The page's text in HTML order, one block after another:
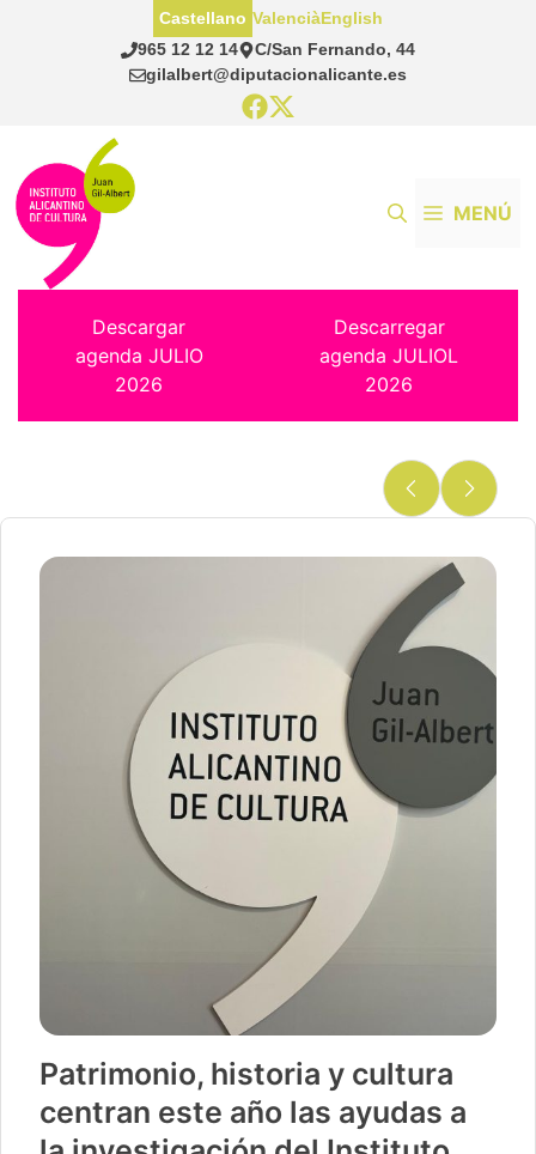
965 12 12 14
C/San Fernando, 44
gilalbert@diputacionalicante.es
Castellano ValenciàEnglish
MENÚ
Descargar
agenda JULIO
2026
Descarregar
agenda JULIOL
2026
Patrimonio, historia y cultura
centran este año las ayudas a